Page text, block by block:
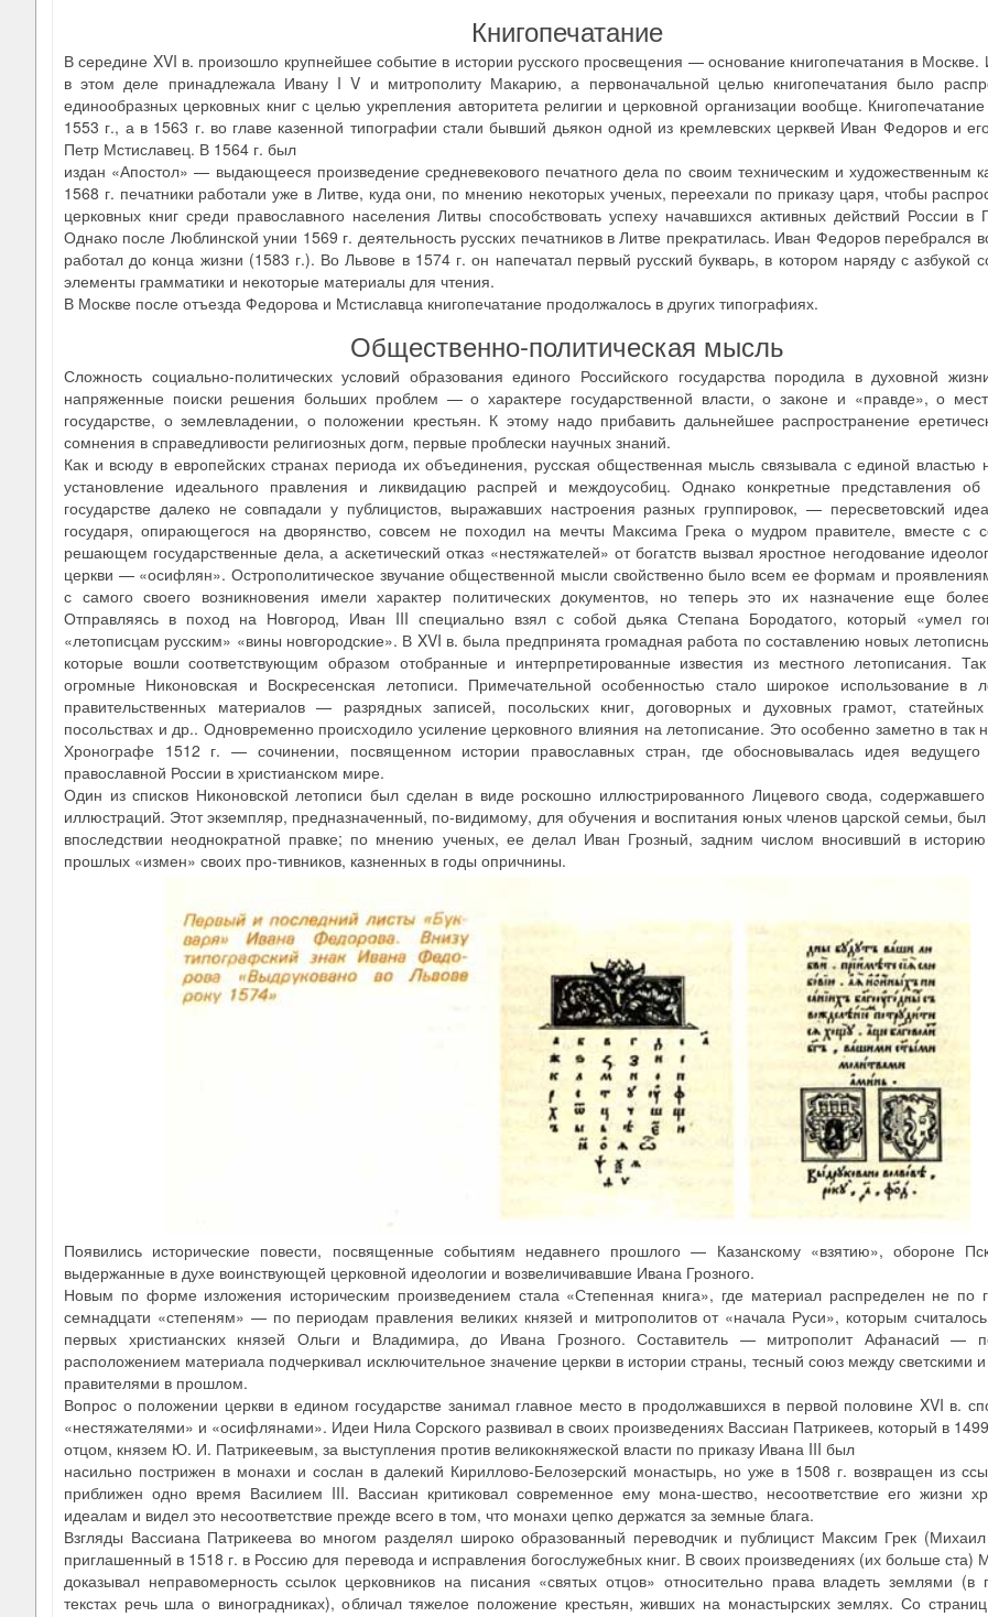
Книгопечатание
В середине XVI в. произошло крупнейшее событие в истории русского просвещения — основание книгопечатания в Москве.
в этом деле принадлежала Ивану I V и митрополиту Макарию, а первоначальной целью книгопечатания было
единообразных церковных книг с целью укрепления авторитета религии и церковной организации вообще.
1553 г., а в 1563 г. во главе казенной типографии стали бывший дьякон одной из кремлевских церквей Иван Федоров и
Петр Мстиславец. В 1564 г. был
издан «Апостол» — выдающееся произведение средневекового печатного дела по своим техническим и художественным
1568 г. печатники работали уже в Литве, куда они, по мнению некоторых ученых, переехали по приказу царя, чтобы
церковных книг среди православного населения Литвы способствовать успеху начавшихся активных действий России в
Однако после Люблинской унии 1569 г. деятельность русских печатников в Литве прекратилась. Иван Федоров перебрался
работал до конца жизни (1583 г.). Во Львове в 1574 г. он напечатал первый русский букварь, в котором наряду с азбукой
элементы грамматики и некоторые материалы для чтения.
В Москве после отъезда Федорова и Мстиславца книгопечатание продолжалось в других типографиях.
Общественно-политическая мысль
Сложность социально-политических условий образования единого Российского государства породила в духовной
напряженные поиски решения больших проблем — о характере государственной власти, о законе и «правде», о
государстве, о землевладении, о положении крестьян. К этому надо прибавить дальнейшее распространение
сомнения в справедливости религиозных догм, первые проблески научных знаний.
Как и всюду в европейских странах периода их объединения, русская общественная мысль связывала с единой властью
установление идеального правления и ликвидацию распрей и междоусобиц. Однако конкретные представления об
государстве далеко не совпадали у публицистов, выражавших настроения разных группировок, — пересветовский
государя, опирающегося на дворянство, совсем не походил на мечты Максима Грека о мудром правителе, вместе с
решающем государственные дела, а аскетический отказ «нестяжателей» от богатств вызвал яростное негодование
церкви — «осифлян». Острополитическое звучание общественной мысли свойственно было всем ее формам и
с самого своего возникновения имели характер политических документов, но теперь это их назначение еще
Отправляясь в поход на Новгород, Иван III специально взял с собой дьяка Степана Бородатого, который «умел
«летописцам русским» «вины новгородские». В XVI в. была предпринята громадная работа по составлению новых
которые вошли соответствующим образом отобранные и интерпретированные известия из местного летописания.
огромные Никоновская и Воскресенская летописи. Примечательной особенностью стало широкое использование в
правительственных материалов — разрядных записей, посольских книг, договорных и духовных грамот,
посольствах и др.. Одновременно происходило усиление церковного влияния на летописание. Это особенно заметно в так
Хронографе 1512 г. — сочинении, посвященном истории православных стран, где обосновывалась идея ведущего
православной России в христианском мире.
Один из списков Никоновской летописи был сделан в виде роскошно иллюстрированного Лицевого свода,
иллюстраций. Этот экземпляр, предназначенный, по-видимому, для обучения и воспитания юных членов царской семьи, был
впоследствии неоднократной правке; по мнению ученых, ее делал Иван Грозный, задним числом вносивший в
прошлых «измен» своих про-тивников, казненных в годы опричнины.
Появились исторические повести, посвященные событиям недавнего прошлого — Казанскому «взятию», обороне
выдержанные в духе воинствующей церковной идеологии и возвеличивавшие Ивана Грозного.
Новым по форме изложения историческим произведением стала «Степенная книга», где материал распределен не по
семнадцати «степеням» — по периодам правления великих князей и митрополитов от «начала Руси», которым
первых христианских князей Ольги и Владимира, до Ивана Грозного. Составитель — митрополит Афанасий —
расположением материала подчеркивал исключительное значение церкви в истории страны, тесный союз между светскими
правителями в прошлом.
Вопрос о положении церкви в едином государстве занимал главное место в продолжавшихся в первой половине XVI в.
«нестяжателями» и «осифлянами». Идеи Нила Сорского развивал в своих произведениях Вассиан Патрикеев, который в
отцом, князем Ю. И. Патрикеевым, за выступления против великокняжеской власти по приказу Ивана III был
насильно пострижен в монахи и сослан в далекий Кириллово-Белозерский монастырь, но уже в 1508 г. возвращен из
приближен одно время Василием III. Вассиан критиковал современное ему мона-шество, несоответствие его жизни
идеалам и видел это несоответствие прежде всего в том, что монахи цепко держатся за земные блага.
Взгляды Вассиана Патрикеева во многом разделял широко образованный переводчик и публицист Максим Грек
приглашенный в 1518 г. в Россию для перевода и исправления богослужебных книг. В своих произведениях (их больше ста)
доказывал неправомерность ссылок церковников на писания «святых отцов» относительно права владеть землями (в
текстах речь шла о виноградниках), обличал тяжелое положение крестьян, живших на монастырских землях. Со